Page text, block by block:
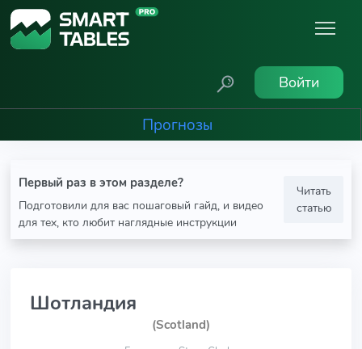
Войти
Прогнозы
Первый раз в этом разделе?
Подготовили для вас пошаговый гайд, и видео
для тех, кто любит наглядные инструкции
Читать
статью
Шотландия
(Scotland)